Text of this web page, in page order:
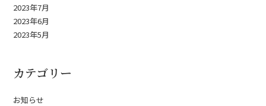
2023年7月
2023年6月
2023年5月
カテゴリー
お知らせ